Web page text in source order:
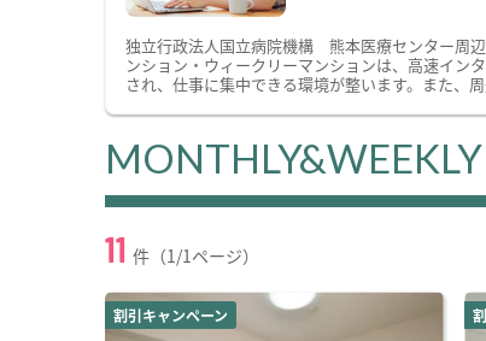
独立行政法人国立病院機構 熊本医療センター周
ンション・ウィークリーマンションは、高速イン
され、仕事に集中できる環境が整います。また、
11 件（1/1ページ）
割引キャンペーン